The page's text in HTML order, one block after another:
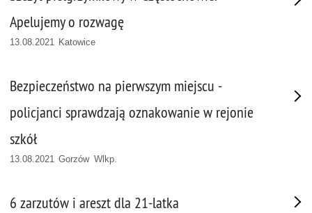
Apelujemy o rozwagę
13.08.2021 Katowice
Bezpieczeństwo na pierwszym miejscu -
policjanci sprawdzają oznakowanie w rejonie
szkół
13.08.2021 Gorzów Wlkp.
6 zarzutów i areszt dla 21-latka